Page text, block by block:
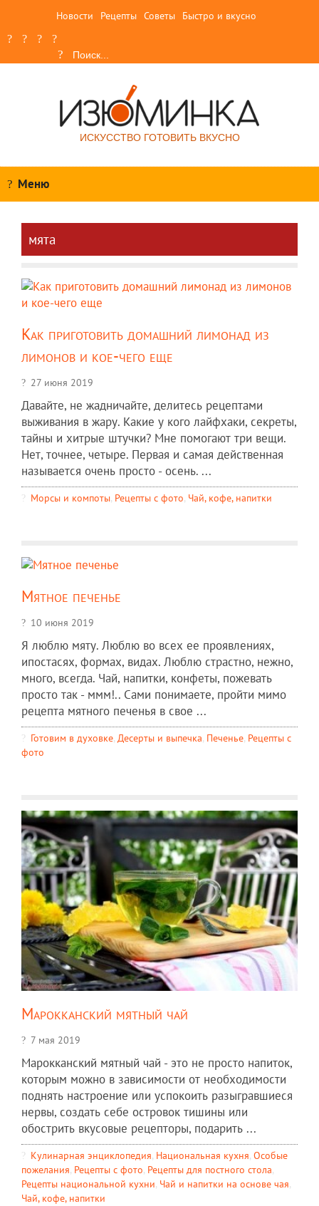
Новости Рецепты Советы Быстро и вкусно
ИСКУССТВО ГОТОВИТЬ ВКУСНО
Меню
мята
Как приготовить домашний лимонад из
лимонов и кое-чего еще
27 июня 2019
Давайте, не жадничайте, делитесь рецептами
выживания в жару. Какие у кого лайфхаки, секреты,
тайны и хитрые штучки? Мне помогают три вещи.
Нет, точнее, четыре. Первая и самая действенная
называется очень просто - осень. ...
Морсы и компоты, Рецепты c фото, Чай, кофе, напитки
Мятное печенье
10 июня 2019
Я люблю мяту. Люблю во всех ее проявлениях,
ипостасях, формах, видах. Люблю страстно, нежно,
много, всегда. Чай, напитки, конфеты, пожевать
просто так - ммм!.. Сами понимаете, пройти мимо
рецепта мятного печенья в свое ...
Готовим в духовке, Десерты и выпечка, Печенье, Рецепты c
фото
Марокканский мятный чай
7 мая 2019
Марокканский мятный чай - это не просто напиток,
которым можно в зависимости от необходимости
поднять настроение или успокоить разыгравшиеся
нервы, создать себе островок тишины или
обострить вкусовые рецепторы, подарить ...
Кулинарная энциклопедия, Национальная кухня, Особые
пожелания, Рецепты c фото, Рецепты для постного стола,
Рецепты национальной кухни, Чай и напитки на основе чая,
Чай, кофе, напитки